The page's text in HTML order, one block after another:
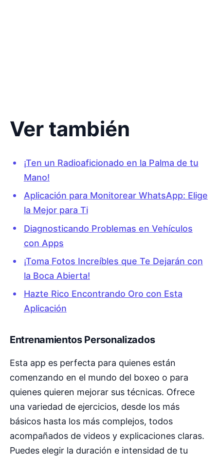
Ver también
¡Ten un Radioaficionado en la Palma de tu
Mano!
Aplicación para Monitorear WhatsApp: Elige
la Mejor para Ti
Diagnosticando Problemas en Vehículos
con Apps
¡Toma Fotos Increíbles que Te Dejarán con
la Boca Abierta!
Hazte Rico Encontrando Oro con Esta
Aplicación
Entrenamientos Personalizados
Esta app es perfecta para quienes están
comenzando en el mundo del boxeo o para
quienes quieren mejorar sus técnicas. Ofrece
una variedad de ejercicios, desde los más
básicos hasta los más complejos, todos
acompañados de videos y explicaciones claras.
Puedes elegir la duración e intensidad de tu